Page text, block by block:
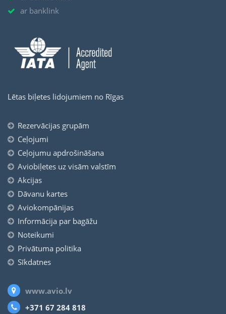
ar banklink
Lētas biļetes lidojumiem no Rīgas
Rezervācijas grupām
Ceļojumi
Ceļojumu apdrošināšana
Aviobiļetes uz visām valstīm
Akcijas
Dāvanu kartes
Aviokompānijas
Informācija par bagāžu
Noteikumi
Privātuma politika
Sīkdatnes
www.avio.lv
+371 67 284 818